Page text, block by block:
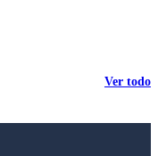
Ver todo